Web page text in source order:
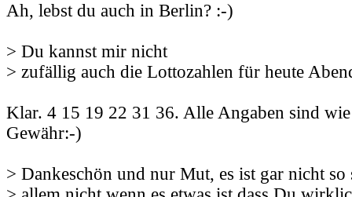
Ah, lebst du auch in Berlin? :-)
> Du kannst mir nicht
> zufällig auch die Lottozahlen für heute
Klar. 4 15 19 22 31 36. Alle Angaben sind
Gewähr:-)
> Dankeschön und nur Mut, es ist gar nicht